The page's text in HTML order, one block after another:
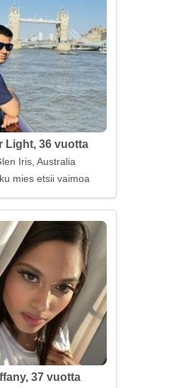
Light, 36 vuotta
Iris, Australia
mies etsii vaimoa
37 vuotta